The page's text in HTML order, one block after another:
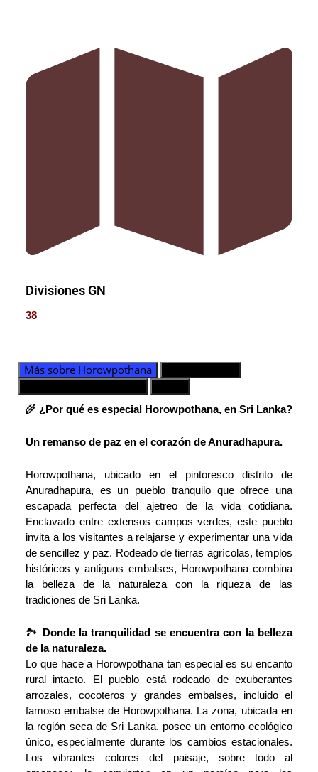
Divisiones GN
38
Más sobre Horowpothana
🌾 ¿Por qué es especial Horowpothana, en Sri Lanka?
Un remanso de paz en el corazón de Anuradhapura.
Horowpothana, ubicado en el pintoresco distrito de
Anuradhapura, es un pueblo tranquilo que ofrece una
escapada perfecta del ajetreo de la vida cotidiana.
Enclavado entre extensos campos verdes, este pueblo
invita a los visitantes a relajarse y experimentar una vida
de sencillez y paz. Rodeado de tierras agrícolas, templos
históricos y antiguos embalses, Horowpothana combina
la belleza de la naturaleza con la riqueza de las
tradiciones de Sri Lanka.
🏞️ Donde la tranquilidad se encuentra con la belleza
de la naturaleza.
Lo que hace a Horowpothana tan especial es su encanto
rural intacto. El pueblo está rodeado de exuberantes
arrozales, cocoteros y grandes embalses, incluido el
famoso embalse de Horowpothana. La zona, ubicada en
la región seca de Sri Lanka, posee un entorno ecológico
único, especialmente durante los cambios estacionales.
Los vibrantes colores del paisaje, sobre todo al